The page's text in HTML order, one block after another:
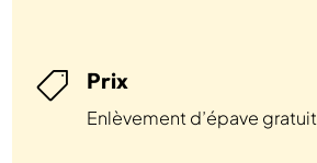
 Prix
Enlèvement d’épave gratuit